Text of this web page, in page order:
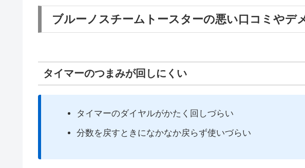
ブルーノスチームトースターの悪い口コミやデ
タイマーのつまみが回しにくい
タイマーのダイヤルがかたく回しづらい
分数を戻すときになかなか戻らず使いづらい